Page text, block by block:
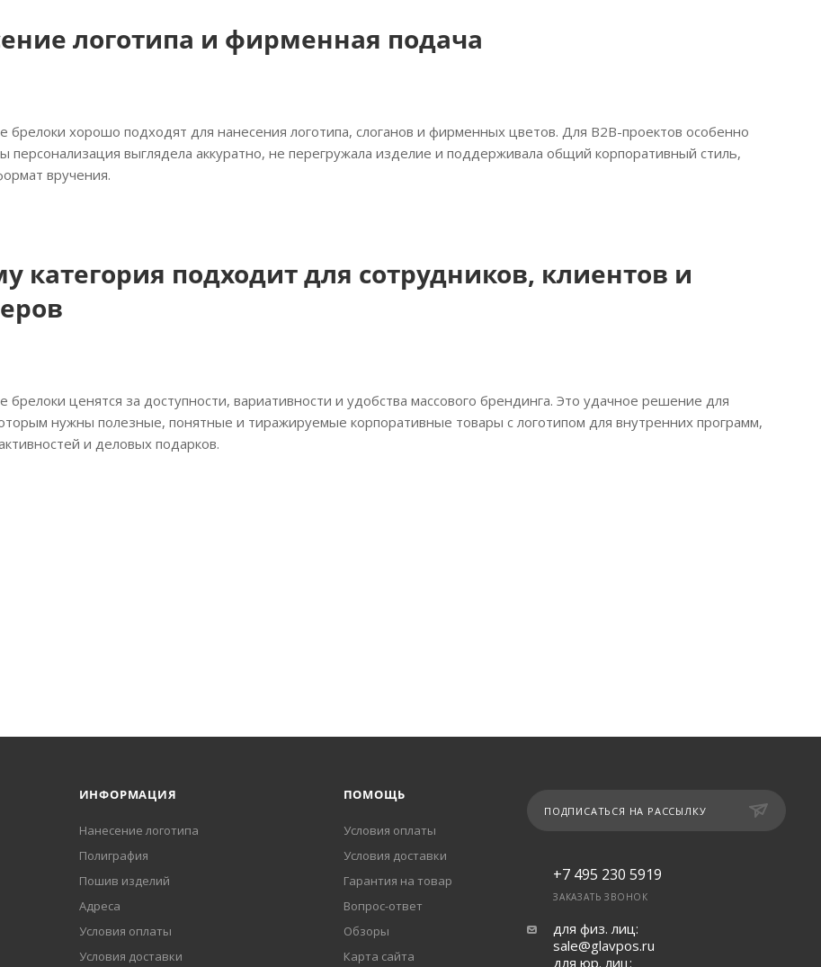
логотипа и фирменная подача
брелоки хорошо подходят для нанесения логотипа, слоганов и фирменных цветов. Для B2B-проектов особенно
персонализация выглядела аккуратно, не перегружала изделие и поддерживала общий корпоративный стиль,
вручения.
категория подходит для сотрудников, клиентов и
брелоки ценятся за доступности, вариативности и удобства массового брендинга. Это удачное решение для
нужны полезные, понятные и тиражируемые корпоративные товары с логотипом для внутренних программ,
и деловых подарков.
ИНФОРМАЦИЯ
Нанесение логотипа
Полиграфия
Пошив изделий
Адреса
Условия оплаты
Условия доставки
ПОМОЩЬ
Условия оплаты
Условия доставки
Гарантия на товар
Вопрос-ответ
Обзоры
Карта сайта
ПОДПИСАТЬСЯ НА РАССЫЛКУ
+7 495 230 5919
ЗАКАЗАТЬ ЗВОНОК
для физ. лиц:
sale@glavpos.ru
для юр. лиц: